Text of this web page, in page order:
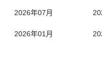
2026年07月
2026年01月